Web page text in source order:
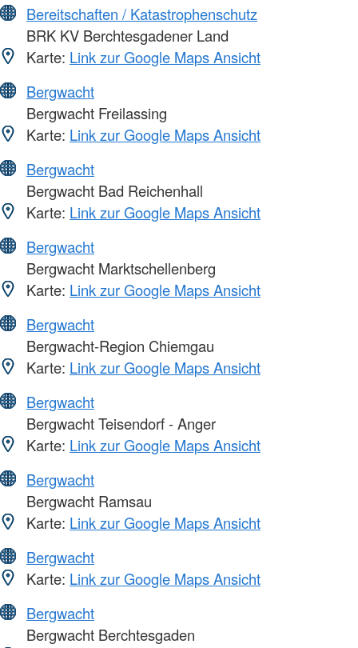
Bereitschaften / Katastrophenschutz
BRK KV Berchtesgadener Land
Karte: Link zur Google Maps Ansicht
Bergwacht
Bergwacht Freilassing
Karte: Link zur Google Maps Ansicht
Bergwacht
Bergwacht Bad Reichenhall
Karte: Link zur Google Maps Ansicht
Bergwacht
Bergwacht Marktschellenberg
Karte: Link zur Google Maps Ansicht
Bergwacht
Bergwacht-Region Chiemgau
Karte: Link zur Google Maps Ansicht
Bergwacht
Bergwacht Teisendorf - Anger
Karte: Link zur Google Maps Ansicht
Bergwacht
Bergwacht Ramsau
Karte: Link zur Google Maps Ansicht
Bergwacht
Karte: Link zur Google Maps Ansicht
Bergwacht
Bergwacht Berchtesgaden